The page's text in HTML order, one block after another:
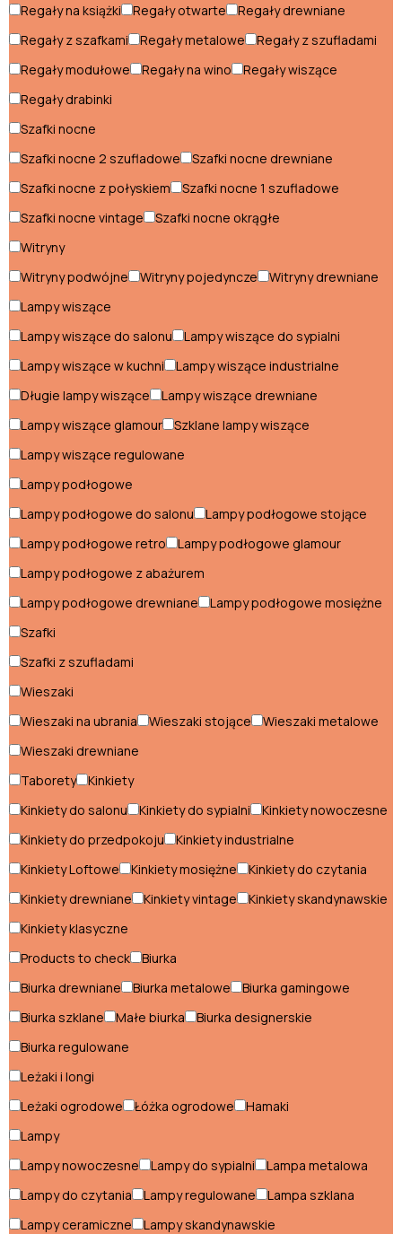
Przedpokój
Komody do przedpokoju
Konsole do przedpokoju
Ławki do przedpokoju
Meblościanki do przedpokoju
Regały do przedpokoju
Szafy do przedpokoju
Wieszaki do przedpokoju
Salon
Hokery do salonu
Komody do salonu
Kredensy do salonu
Narożniki do salonu
Pufy do salonu
Sofy do salonu
Stoliki do salonu
Stoliki kawowe
Szafki RTV do salonu
Szafy do salonu
Szezlongi do salonu
Witryny do salonu
Sypialnia
Konsole do sypialni
Regały na książki
Regały otwarte
Regały drewniane
Regały z szafkami
Regały metalowe
Regały z szufladami
Regały modułowe
Regały na wino
Regały wiszące
Regały drabinki
Szafki nocne
Szafki nocne 2 szufladowe
Szafki nocne drewniane
Szafki nocne z połyskiem
Szafki nocne 1 szufladowe
Szafki nocne vintage
Szafki nocne okrągłe
Witryny
Witryny podwójne
Witryny pojedyncze
Witryny drewniane
Lampy wiszące
Lampy wiszące do salonu
Lampy wiszące do sypialni
Lampy wiszące w kuchni
Lampy wiszące industrialne
Długie lampy wiszące
Lampy wiszące drewniane
Lampy wiszące glamour
Szklane lampy wiszące
Lampy wiszące regulowane
Lampy podłogowe
Lampy podłogowe do salonu
Lampy podłogowe stojące
Lampy podłogowe retro
Lampy podłogowe glamour
Lampy podłogowe z abażurem
Lampy podłogowe drewniane
Lampy podłogowe mosiężne
Szafki
Szafki z szufladami
Wieszaki
Wieszaki na ubrania
Wieszaki stojące
Wieszaki metalowe
Wieszaki drewniane
Taborety
Kinkiety
Kinkiety do salonu
Kinkiety do sypialni
Kinkiety nowoczesne
Kinkiety do przedpokoju
Kinkiety industrialne
Kinkiety Loftowe
Kinkiety mosiężne
Kinkiety do czytania
Kinkiety drewniane
Kinkiety vintage
Kinkiety skandynawskie
Kinkiety klasyczne
Products to check
Biurka
Biurka drewniane
Biurka metalowe
Biurka gamingowe
Biurka szklane
Małe biurka
Biurka designerskie
Biurka regulowane
Leżaki i longi
Leżaki ogrodowe
Łóżka ogrodowe
Hamaki
Lampy
Lampy nowoczesne
Lampy do sypialni
Lampa metalowa
Lampy do czytania
Lampy regulowane
Lampa szklana
Lampy ceramiczne
Lampy skandynawskie